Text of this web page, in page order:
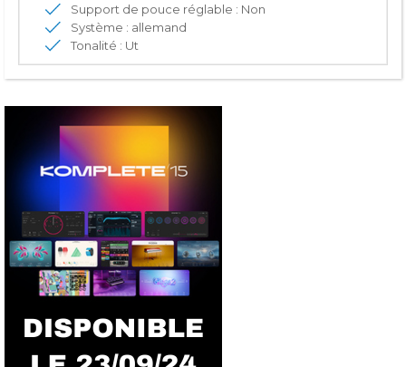
Support de pouce réglable : Non
Système : allemand
Tonalité : Ut